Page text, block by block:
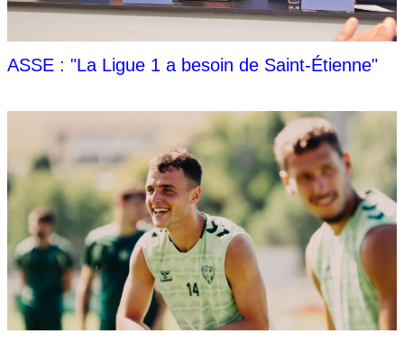
ASSE : "La Ligue 1 a besoin de Saint-Étienne"